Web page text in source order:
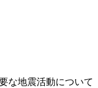
な地震活動について